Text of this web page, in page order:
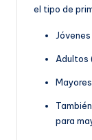
el tipo de
Adultos
para